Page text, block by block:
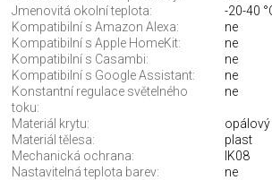
Jmenovitá okolní teplota:
-20-40
Kompatibilní s Amazon Alexa:
ne
Kompatibilní s Apple HomeKit:
ne
Kompatibilní s Casambi:
ne
Kompatibilní s Google Assistant:
ne
Konstantní regulace světelného
toku:
ne
Materiál krytu:
Materiál tělesa:
plast
Mechanická ochrana:
IK08
Nastavitelná teplota barev:
ne